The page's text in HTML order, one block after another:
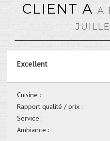
CLIENT A A
Excellent
Cuisine :
Rapport qualité / prix :
Service :
Ambiance :